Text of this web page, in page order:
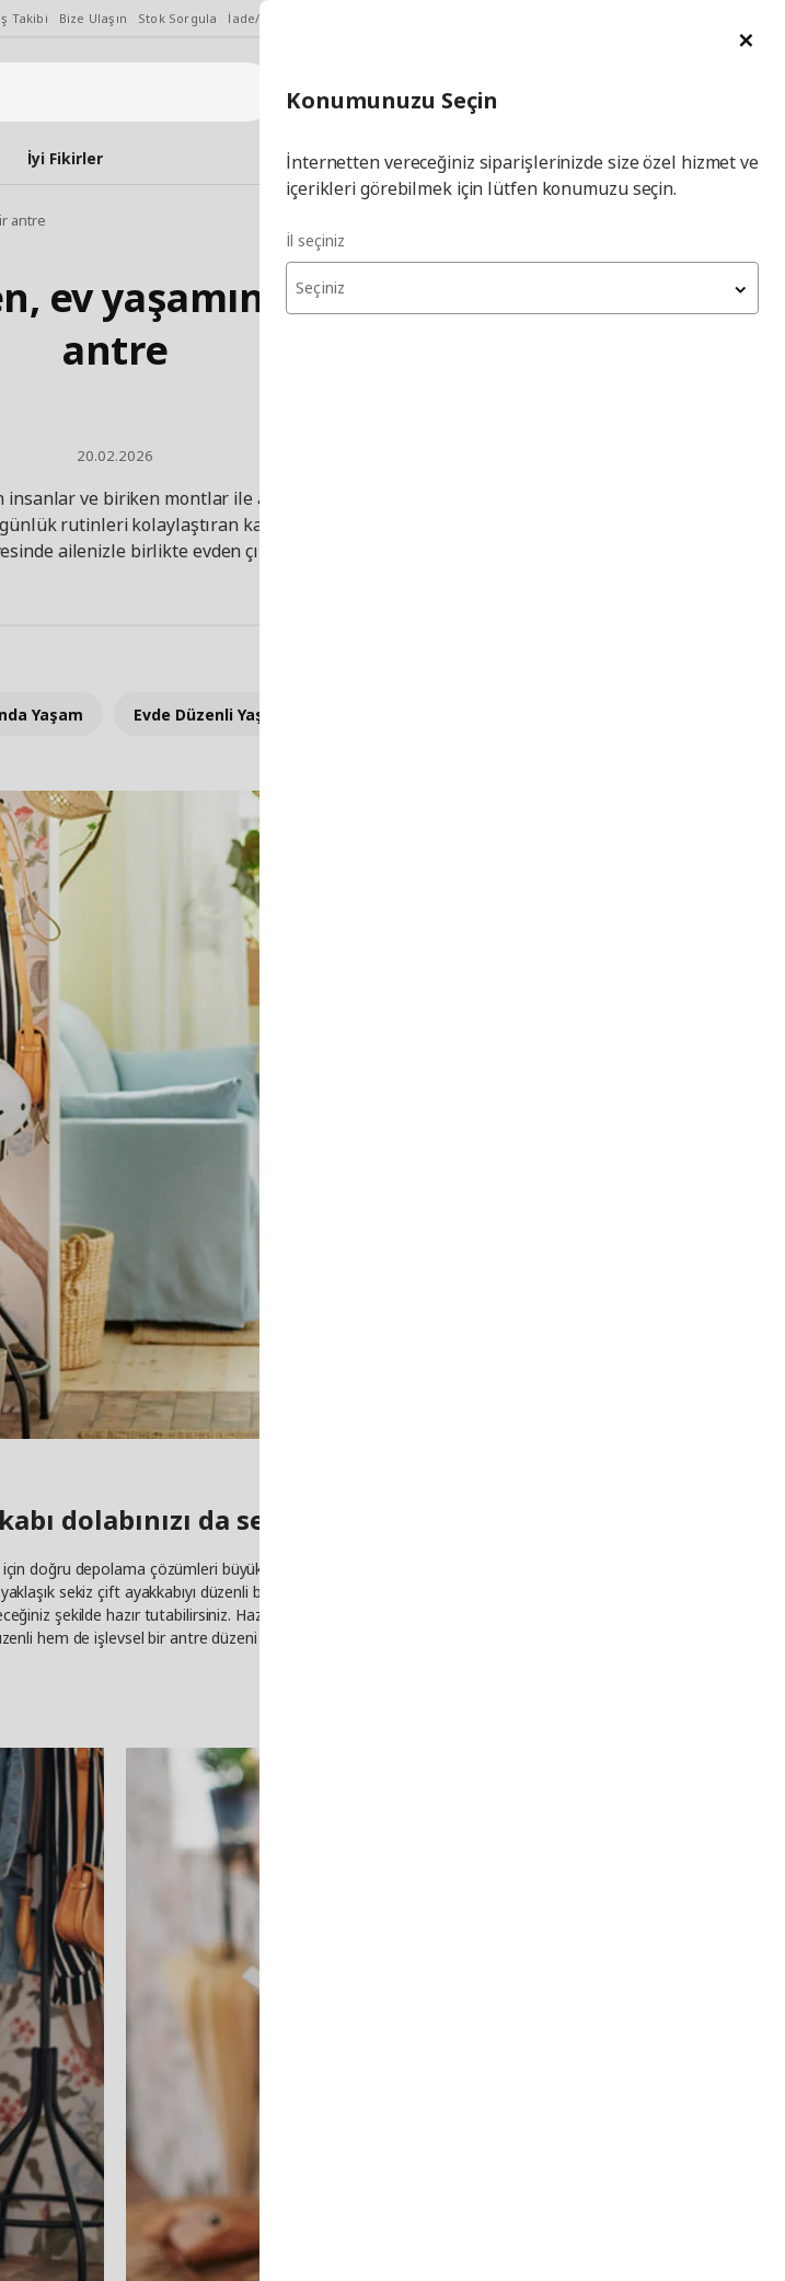
Takibi Bize Ulaşın Stok Sorgula İade/Değişim Talebi
İl Seçiniz İl
Hej! Üye Girişi / Üye Ol
İyi Fikirler
antre
ev yaşamının merkezindeki dar bir
antre
20.02.2026
ve biriken montlar ile ayakkabılar anlamına gelir. Buna rağmen bu antre düzenli ve
rutinleri kolaylaştıran kapsayıcı ve akıllı depolama çözümlerinde gizlidir. Erişilebilir ve
ailenizle birlikte evden çıkmaya hazır olun.
Yaşam Evde Düzenli Yaşam
dolabınızı da sevin!
doğru depolama çözümleri büyük önem taşır. Bu noktada iyi bir başlangıç, GULLABERG ayakkabı dolabı
sekiz çift ayakkabıyı düzenli bir şekilde saklayabilirsiniz. Dolabın altında BAGGMUCK ayakkabı tepsisi
şekilde hazır tutabilirsiniz. Hazırlanırken konforlu bir oturma alanı yaratmak için, saklama bölmeli
hem de işlevsel bir antre düzeni oluşturabilirsiniz.
Konumunuzu Seçin
İnternetten vereceğiniz siparişlerinizde size özel hizmet ve
içerikleri görebilmek için lütfen konumuzu seçin.
İl seçiniz
Seçiniz